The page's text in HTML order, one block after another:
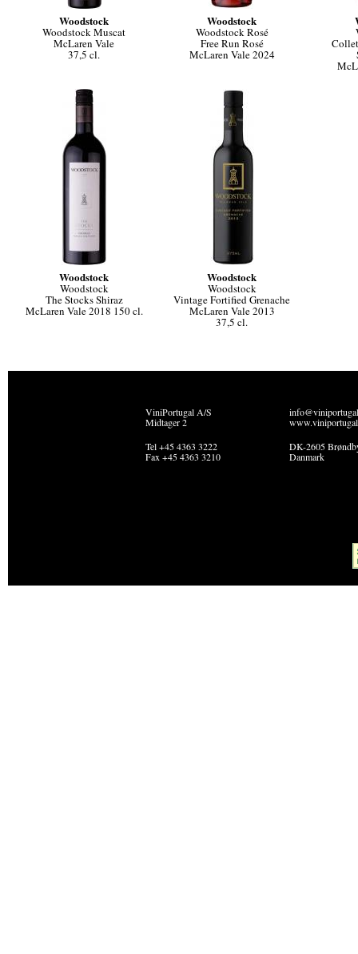
Woodstock
Woodstock Muscat
McLaren Vale
37,5 cl.
Woodstock
Woodstock Rosé
Free Run Rosé
McLaren Vale 2024
Woodstock
Woodstock
The Stocks Shiraz
McLaren Vale 2018 150 cl.
Woodstock
Woodstock
Vintage Fortified Grenache
McLaren Vale 2013
37,5 cl.
ViniPortugal A/S
Midtager 2
Tel +45 4363 3222
Fax +45 4363 3210
DK-2605
Danmark